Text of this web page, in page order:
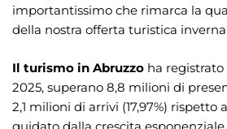
importantissimo che rimarca la
della nostra offerta turistica
Il turismo in Abruzzo ha
2025, superano 8,8 milioni di
2,1 milioni di arrivi (17,97%) rispetto
guidato dalla crescita